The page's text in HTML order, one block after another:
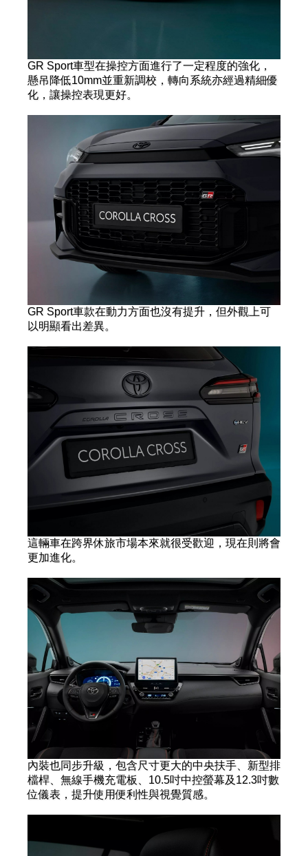
GR Sport車型在操控方面進行了一定程度的強化，
懸吊降低10mm並重新調校，轉向系統亦經過精細優
化，讓操控表現更好。
GR Sport車款在動力方面也沒有提升，但外觀上可
以明顯看出差異。
這輛車在跨界休旅市場本來就很受歡迎，現在則將會
更加進化。
內裝也同步升級，包含尺寸更大的中央扶手、新型排
檔桿、無線手機充電板、10.5吋中控螢幕及12.3吋數
位儀表，提升使用便利性與視覺質感。